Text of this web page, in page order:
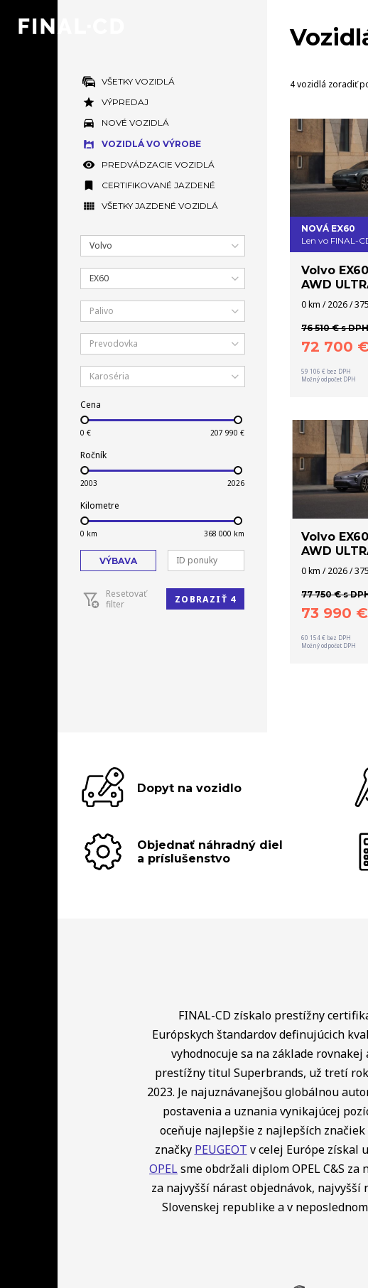
VŠETKY VOZIDLÁ
VÝPREDAJ
NOVÉ VOZIDLÁ
VOZIDLÁ VO VÝROBE
PREDVÁDZACIE VOZIDLÁ
CERTIFIKOVANÉ JAZDENÉ
VŠETKY JAZDENÉ VOZIDLÁ
Volvo
EX60
Palivo
Prevodovka
Karoséria
Cena
Ročník
Kilometre
VÝBAVA
Resetovať
filter
ZOBRAZIŤ 4
4 vozidlá zoradiť
NOVÁ EX60
Len vo FINAL-
Volvo
AWD
0 km / 2026 /
76 510 € s
72 700
59 106 € bez DPH
Možný odpočet DPH
Volvo
AWD
0 km / 2026 /
77 750 € s
73 990 €
60 154 € bez DPH
Možný odpočet DPH
Dopyt na vozidlo
Objednať náhradný diel
a príslušenstvo
FINAL-CD získalo prestížny
Európskych štandardov definujúcich
vyhodnocuje sa na základe
prestížny titul Superbrands, už tretí
2023. Je najuznávanejšou globálnou
postavenia a uznania vynikajúcej
oceňuje najlepšie z najlepších
značky PEUGEOT v celej Európe získal
OPELsme obdržali diplom OPEL C&S
za najvyšší nárast objednávok,
Slovenskej republike a v